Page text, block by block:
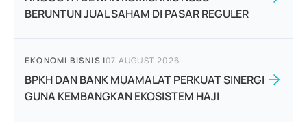
BERUNTUN JUAL SAHAM DI PASAR REGULER
EKONOMI BISNIS |07 AUGUST 2026
BPKH DAN BANK MUAMALAT PERKUAT SINERGI
GUNA KEMBANGKAN EKOSISTEM HAJI